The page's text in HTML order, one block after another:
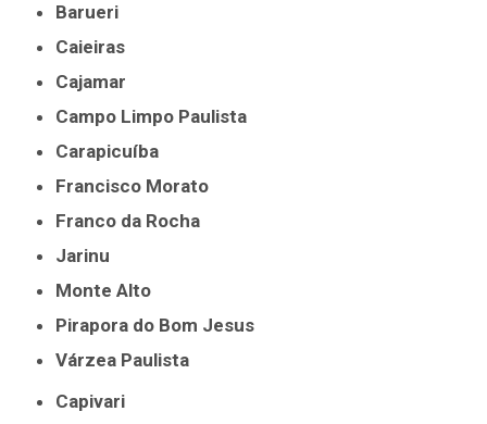
Barueri
Caieiras
Cajamar
Campo Limpo Paulista
Carapicuíba
Francisco Morato
Franco da Rocha
Jarinu
Monte Alto
Pirapora do Bom Jesus
Várzea Paulista
Capivari